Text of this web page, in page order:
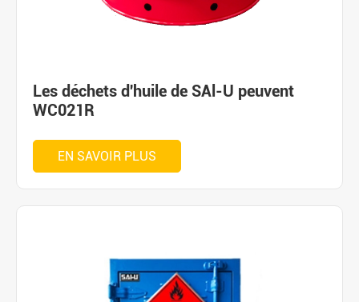
Les déchets d'huile de SAl-U peuvent
WC021R
EN SAVOIR PLUS